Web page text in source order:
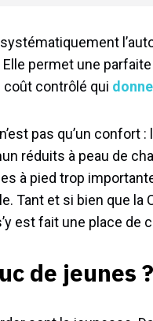
permet une
coût contrôlé qui
pas qu’un
réduits à peau de
à pied trop
Tant et si bien que la
est fait une place de
de jeunes ?